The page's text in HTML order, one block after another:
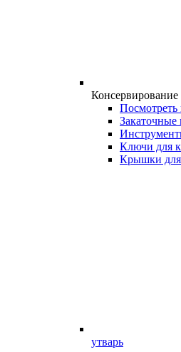
Консервирование
Посмотреть
Ключи для
Крышки для
утварь